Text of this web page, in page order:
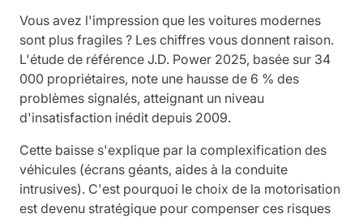
Vous avez l'impression que les voitures modernes
sont plus fragiles ? Les chiffres vous donnent raison.
L'étude de référence J.D. Power 2025, basée sur 34
000 propriétaires, note une hausse de 6 % des
problèmes signalés, atteignant un niveau
d'insatisfaction inédit depuis 2009.
Cette baisse s'explique par la complexification des
véhicules (écrans géants, aides à la conduite
intrusives). C'est pourquoi le choix de la motorisation
est devenu stratégique pour compenser ces risques